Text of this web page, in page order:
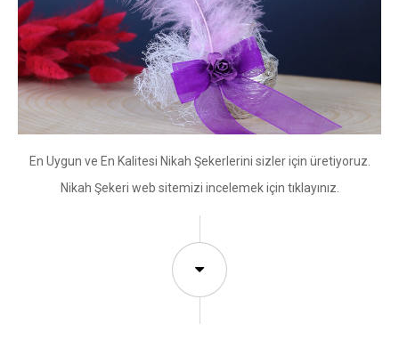
En Uygun ve En Kalitesi Nikah Şekerlerini sizler için üretiyoruz.
Nikah Şekeri web sitemizi incelemek için tıklayınız.